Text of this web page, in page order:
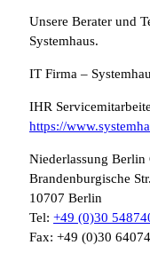
Unsere Berater und
Systemhaus.
IT Firma –
IHR
https://
Niederlassung Berlin
Brandenburgische
10707 Berlin
Tel: +49 (0)30
Fax: +49 (0)30